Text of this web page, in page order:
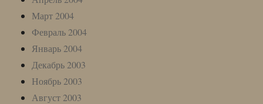
Март 2004
Февраль 2004
Январь 2004
Декабрь 2003
Ноябрь 2003
Август 2003